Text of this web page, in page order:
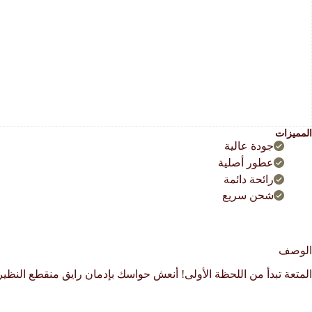
المميزات
جودة عالية
عطور أصلية
رائحة دائمة
شحن سريع
الوصف
المتعة تبدأ من اللحظة الأولى! أنعش حواسك بإدمان رايق منقطع